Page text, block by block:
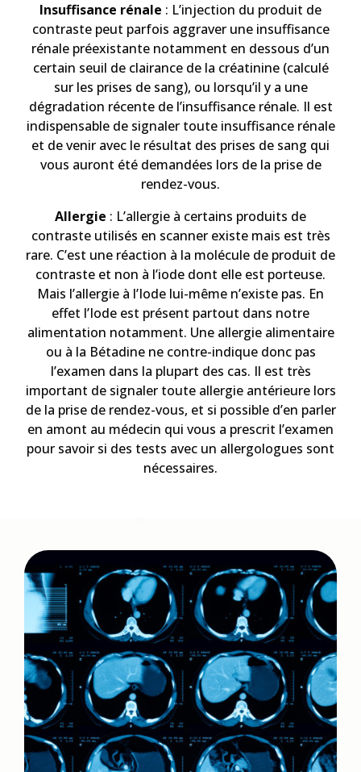
Insuffisance rénale : L’injection du produit de
contraste peut parfois aggraver une insuffisance
rénale préexistante notamment en dessous d’un
certain seuil de clairance de la créatinine (calculé
sur les prises de sang), ou lorsqu’il y a une
dégradation récente de l’insuffisance rénale. Il est
indispensable de signaler toute insuffisance rénale
et de venir avec le résultat des prises de sang qui
vous auront été demandées lors de la prise de
rendez-vous.
Allergie : L’allergie à certains produits de
contraste utilisés en scanner existe mais est très
rare. C’est une réaction à la molécule de produit de
contraste et non à l’iode dont elle est porteuse.
Mais l’allergie à l’Iode lui-même n’existe pas. En
effet l’Iode est présent partout dans notre
alimentation notamment. Une allergie alimentaire
ou à la Bétadine ne contre-indique donc pas
l’examen dans la plupart des cas. Il est très
important de signaler toute allergie antérieure lors
de la prise de rendez-vous, et si possible d’en parler
en amont au médecin qui vous a prescrit l’examen
pour savoir si des tests avec un allergologues sont
nécessaires.